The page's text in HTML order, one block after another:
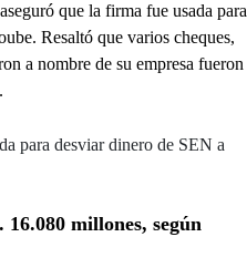
que la firma fue usada para
Resaltó que varios cheques,
a nombre de su empresa fueron
.
para desviar dinero de SEN a
millones, según